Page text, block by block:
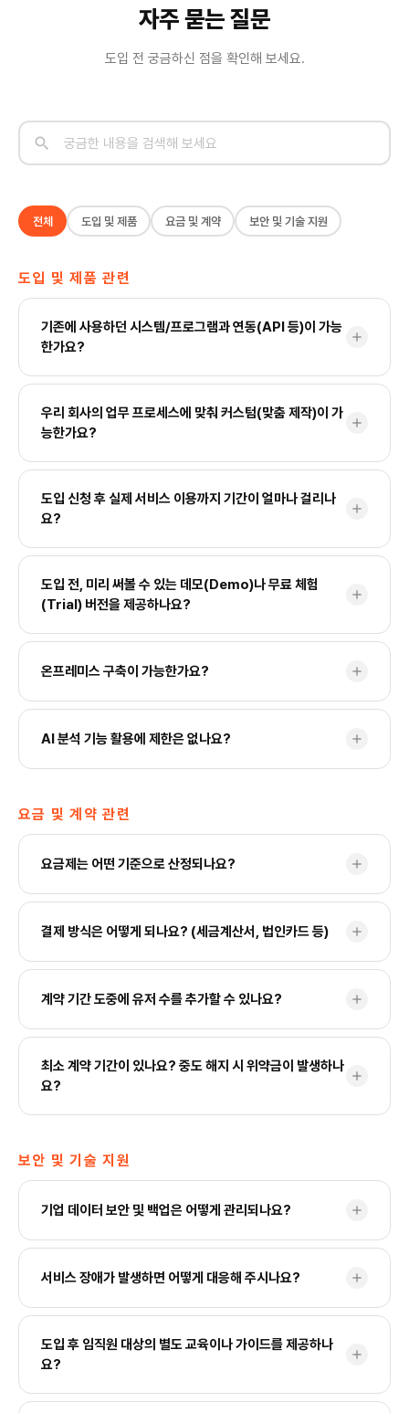
자주 묻는 질문
도입 전 궁금하신 점을 확인해 보세요.
search
전체 도입 및 제품 요금 및 계약 보안 및 기술 지원
도입 및 제품 관련
기존에 사용하던 시스템/프로그램과 연동(API 등)이 가능
한가요?
add
(Oracle, MSSQL, MySQL, PostgreSQL 등)를 지원합니다.
가능하며, 사내 ERP·MES·CRM 시스템과의 커스텀 연동 역시 전
담 기술팀이 지원합니다.
우리 회사의 업무 프로세스에 맞춰 커스텀(맞춤 제작)이 가
능한가요?
add
시보드 템플릿 및 AI 분석 시나리오를 맞춤 구성해 드립니다. 전담
니다.
도입 신청 후 실제 서비스 이용까지 기간이 얼마나 걸리나
요?
add
소요 기간이 달라집니다. 사업 담당자가 프로젝트 전 과정을 안내
도입 전, 미리 써볼 수 있는 데모(Demo)나 무료 체험
(Trial) 버전을 제공하나요?
add
을 제공합니다. 추가로 실제 업무 데이터를 활용한 사전 검증
(POC) 진행도 상담을 통해 지원하고 있으니, 위 문의 폼을 통해 편
온프레미스 구축이 가능한가요? add
공·제조 기관의 보안 정책에 맞춤화된 사내 서버(On-Premise) 구
축 환경을 제공합니다. 퍼블릭 클라우드(SaaS) 방식뿐만 아니라,
NCP, GCP 등) 내부 배포 및 사내 독립 서버 구축 환경을 모두 제
공하므로 기업의 보안 가이드라인에 따라 가장 안전한 방식을 유연
하게 선택하실 수 있습니다.
AI 분석 기능 활용에 제한은 없나요? add
모든 유저에게 안정적인 고성능 환경을 제공하기 위해 일간 크레딧
기반의 사용량 정책으로 운영됩니다. 기본 제공되는 크레딧으로도
일상적인 비즈니스 분석 업무를 충분히 수행하실 수 있으며, 추가
요금 및 계약 관련
요금제는 어떤 기준으로 산정되나요? add
필요한 전문가 서비스(데이터 연동 범위, 커스터마이징 등)에 따라
맞춤 견적이 책정됩니다. 상세한 가이드와 견적은 도입 문의를 남
결제 방식은 어떻게 되나요? (세금계산서, 법인카드 등) add
계약 기간(다년 계약 등)에 따라 추가 할인 혜택이 적용될 수 있으
니, 자세한 제반 사항은 사업 담당자와 상의해 주세요.
계약 기간 도중에 유저 수를 추가할 수 있나요? add
요청하시면 변경 사항을 안내해 드리며, 추가 금액은 잔여 기간에
최소 계약 기간이 있나요? 중도 해지 시 위약금이 발생하나
요?
add
월입니다. 계약 기간 내 중도 해지 시에는 잔여 기간에 대한 위약금
이 발생할 수 있습니다. 구체적인 해지 조건은 계약서를 통해 안내
해 드리며, 특수 상황 시 사전 상담을 통해 유연하게 협의하실 수
보안 및 기술 지원
기업 데이터 보안 및 백업은 어떻게 관리되나요? add
용 중인 모든 클라우드 환경(Azure, GCP, NCP 등)에 유연하게
배포되어 독립적으로 운영될 수 있는 아키텍처를 제공합니다. 어떤
즘인 AES-256으로 암호화되며, 전송 시에는 TLS 1.2 이상을 적
재해복구(DR) 체계를 통해 데이터를 안전하게 보호하고 있으며,
서비스 장애가 발생하면 어떻게 대응해 주시나요? add
내 초기 대응을 원칙으로 합니다. 고객 지원팀은 평일 오전 9시~오
합니다. 장애 등급에 따른 처리 기준과 SLA 조건은 계약 시 문서로
도입 후 임직원 대상의 별도 교육이나 가이드를 제공하나
요?
add